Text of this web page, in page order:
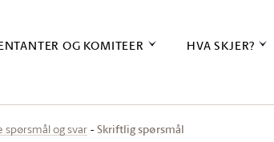
OG KOMITEER HVA SKJER?
spørsmål og svar Skriftlig spørsmål